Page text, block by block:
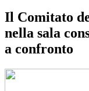
Il Comitato
nella sala
a confronto